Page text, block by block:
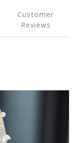
Customer
Reviews